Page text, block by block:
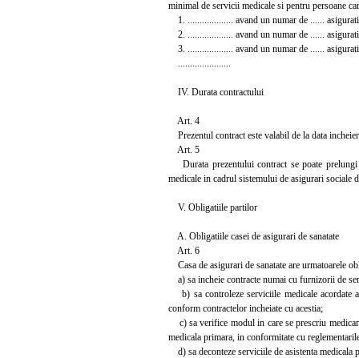
minimal de servicii medicale si pentru persoane
1. ................... avand un numar de ......
2. ................... avand un numar de ......
3. ................... avand un numar de ......
IV. Durata contractului
Art. 4
Prezentul contract este valabil de la data
Art. 5
Durata prezentului contract se poate
medicale in cadrul sistemului de asigurari sociale
V. Obligatiile partilor
A. Obligatiile casei de asigurari de sanatate
Art. 6
Casa de asigurari de sanatate are urmatoarele
a) sa incheie contracte numai cu furnizorii de
b) sa controleze serviciile medicale acordate
conform contractelor incheiate cu acestia;
c) sa verifice modul in care se prescriu
medicala primara, in conformitate cu
d) sa deconteze serviciile de asistenta medicala